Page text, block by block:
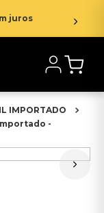
juros
IMPORTADO
-